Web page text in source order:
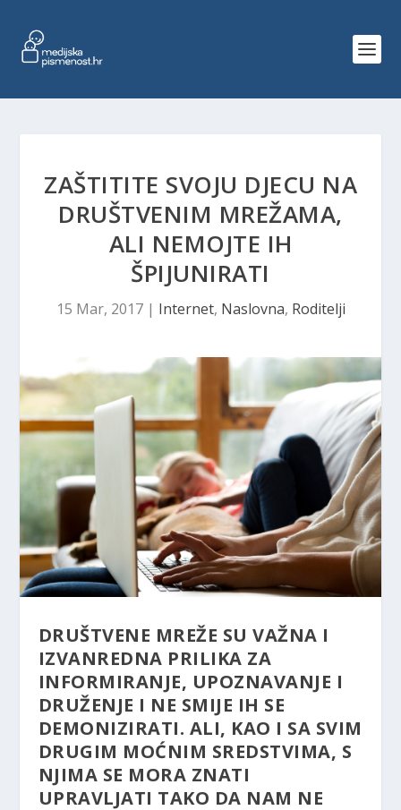
ZAŠTITITE SVOJU DJECU NA
DRUŠTVENIM MREŽAMA,
ALI NEMOJTE IH
ŠPIJUNIRATI
15 Mar, 2017| Internet, Naslovna, Roditelji
DRUŠTVENE MREŽE SU VAŽNA I
IZVANREDNA PRILIKA ZA
INFORMIRANJE, UPOZNAVANJE I
DRUŽENJE I NE SMIJE IH SE
DEMONIZIRATI. ALI, KAO I SA SVIM
DRUGIM MOĆNIM SREDSTVIMA, S
NJIMA SE MORA ZNATI
UPRAVLJATI TAKO DA NAM NE